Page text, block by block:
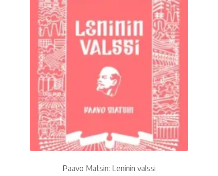
Paavo Matsin: Leninin valssi